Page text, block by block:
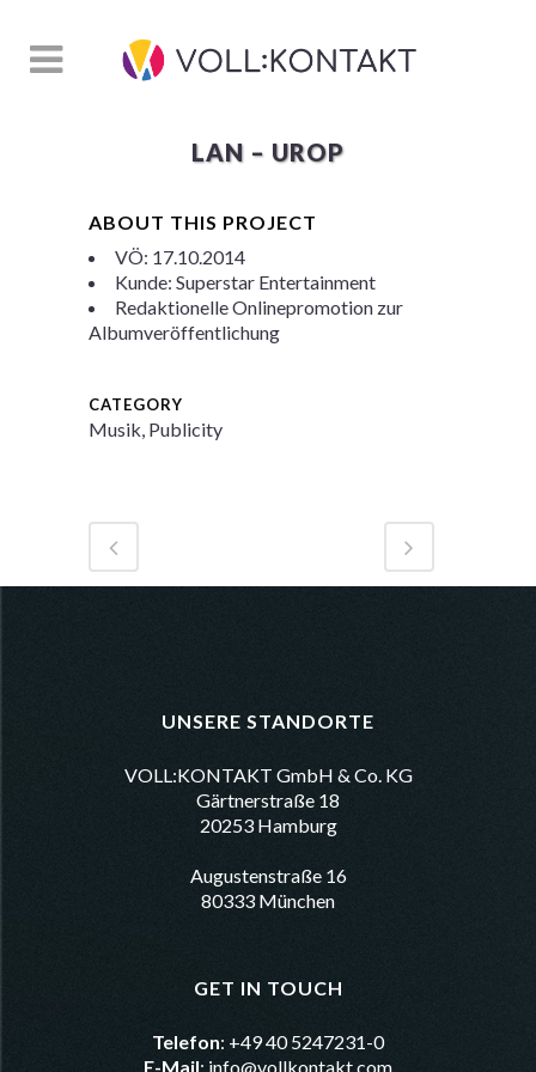
LAN – UROP
ABOUT THIS PROJECT
VÖ: 17.10.2014
Kunde: Superstar Entertainment
Redaktionelle Onlinepromotion zur
Albumveröffentlichung
CATEGORY
Musik, Publicity
UNSERE STANDORTE
VOLL:KONTAKT GmbH & Co. KG
Gärtnerstraße 18
20253 Hamburg
Augustenstraße 16
80333 München
GET IN TOUCH
Telefon: +49 40 5247231-0
E-Mail: info@vollkontakt.com